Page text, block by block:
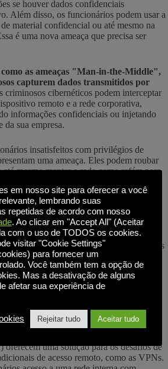
se houver dados confidenciais
Além disso, os funcionários podem usar a
material confidencial ou até mesmo na
é uma nova ameaça que precisa ser
como as ameaças "Man-in-the-Middle",
capturem dados transmitidos por
criminosos cibernéticos podem interceptar
remoto e a rede corporativa,
informações confidenciais ou injetando
da sua empresa.
insatisfeitos com privilégios de
uma ameaça. Eles podem roubar
até mesmo manter a rede como refém para
Mesmo funcionários sem intenções
riscos à segurança por meio de maus
maliciosos ou não atualizar seus
de segurança mais recentes.Pesquisa
de entrada mais comuns para
VPNs e golpes de phishing de
que, inadvertidamente, dão aos criminosos
e dados confidenciais que podem ser
oferecem uma opção atraente para
uma solução para os desafios de
de acesso remoto, como as VPNs.
em nosso site para oferecer a você
lembrando suas
repetidas de acordo com nosso
. Ao clicar em "Accept All" (Aceitar
com o uso de TODOS os cookies.
visitar "Cookie Settings"
para fornecer um
Você também tem a opção de
Mas a desativação de alguns
afetar sua experiência de
Rejeitar tudo Aceitar tudo